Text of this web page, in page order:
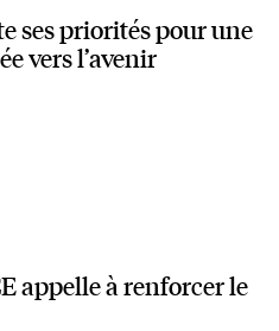
ses priorités pour une
vers l’avenir
appelle à renforcer le